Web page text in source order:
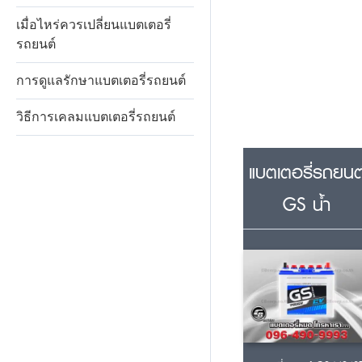
เมื่อไหร่ควรเปลี่ยนแบตเตอรี่
รถยนต์
การดูแลรักษาแบตเตอรี่รถยนต์
วิธีการเคลมแบตเตอรี่รถยนต์
แบตเตอรี่รถยน
GS น้ำ